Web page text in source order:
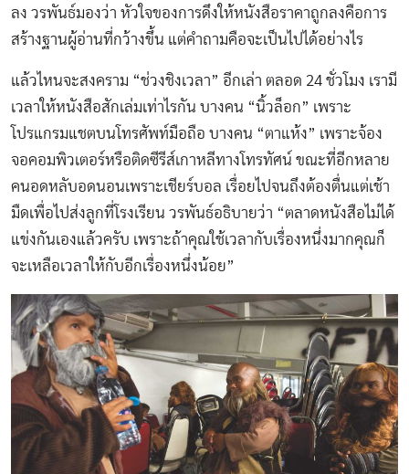
ลง วรพันธ์มองว่า หัวใจของการดึงให้หนังสือราคาถูกลงคือการ
สร้างฐานผู้อ่านที่กว้างขึ้น แต่คำถามคือจะเป็นไปได้อย่างไร
แล้วไหนจะสงคราม “ช่วงชิงเวลา” อีกเล่า ตลอด 24 ชั่วโมง เรามี
เวลาให้หนังสือสักเล่มเท่าไรกัน บางคน “นิ้วล็อก” เพราะ
โปรแกรมแชตบนโทรศัพท์มือถือ บางคน “ตาแห้ง” เพราะจ้อง
จอคอมพิวเตอร์หรือติดซีรีส์เกาหลีทางโทรทัศน์ ขณะที่อีกหลาย
คนอดหลับอดนอนเพราะเชียร์บอล เรื่อยไปจนถึงต้องตื่นแต่เช้า
มืดเพื่อไปส่งลูกที่โรงเรียน วรพันธ์อธิบายว่า “ตลาดหนังสือไม่ได้
แข่งกันเองแล้วครับ เพราะถ้าคุณใช้เวลากับเรื่องหนึ่งมากคุณก็
จะเหลือเวลาให้กับอีกเรื่องหนึ่งน้อย”